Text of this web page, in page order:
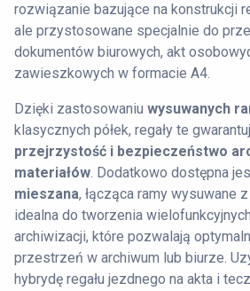
rozwiązanie bazujące na konstrukcji
ale przystosowane specjalnie do
dokumentów biurowych, akt
zawieszkowych w formacie A4.
Dzięki zastosowaniu wysuwanych
klasycznych półek, regały te
przejrzystość i bezpieczeństwo
materiałów. Dodatkowo dostępna
mieszana, łącząca ramy wysuwane
idealna do tworzenia
archiwizacji, które pozwalają
przestrzeń w archiwum lub biurze.
hybrydę regału jezdnego na akta i